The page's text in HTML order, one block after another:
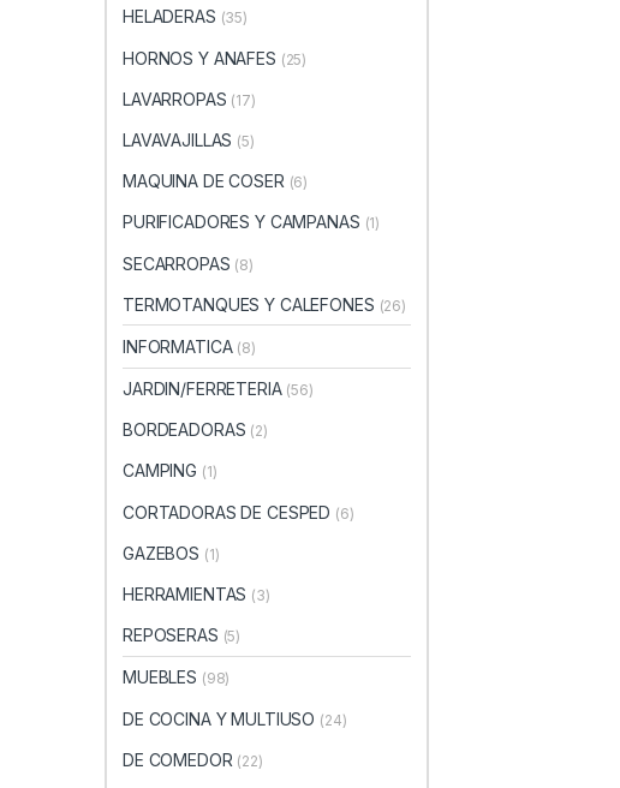
HELADERAS (35)
HORNOS Y ANAFES (25)
LAVARROPAS (17)
LAVAVAJILLAS (5)
MAQUINA DE COSER (6)
PURIFICADORES Y CAMPANAS (1)
SECARROPAS (8)
TERMOTANQUES Y CALEFONES (26)
INFORMATICA (8)
JARDIN/FERRETERIA (56)
BORDEADORAS (2)
CAMPING (1)
CORTADORAS DE CESPED (6)
GAZEBOS (1)
HERRAMIENTAS (3)
REPOSERAS (5)
MUEBLES (98)
DE COCINA Y MULTIUSO (24)
DE COMEDOR (22)